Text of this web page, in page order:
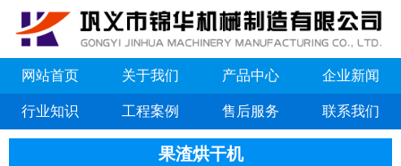
网站首页 关于我们 产品中心 企业新闻
行业知识 工程案例 售后服务 联系我们
果渣烘干机